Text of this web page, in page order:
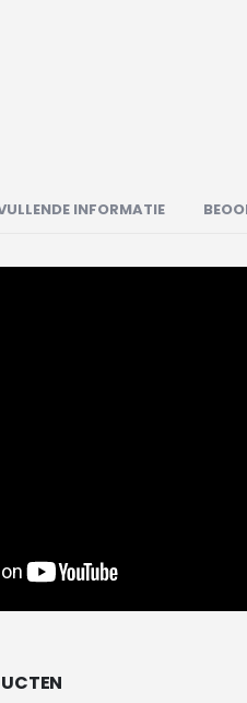
INFORMATIE